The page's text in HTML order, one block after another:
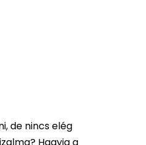
de nincs elég